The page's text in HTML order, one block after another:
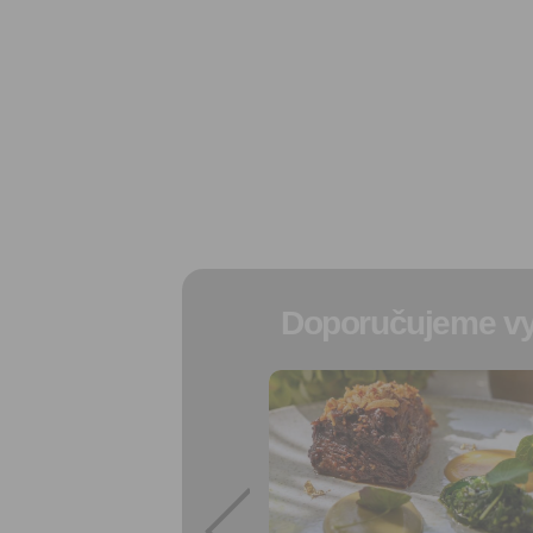
Přidat do
oblíbených
Sdílet:
Facebook
export do
kalendáře